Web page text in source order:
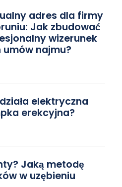
adres dla firmy
Jak zbudować
wizerunek
najmu?
elektryczna
erekcyjna?
Jaką metodę
w uzębieniu